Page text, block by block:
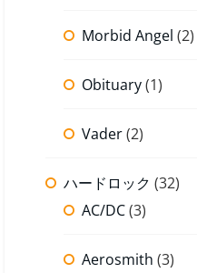
Morbid Angel (2)
Obituary(1)
Vader(2)
ハードロック (32)
AC/DC(3)
Aerosmith (3)